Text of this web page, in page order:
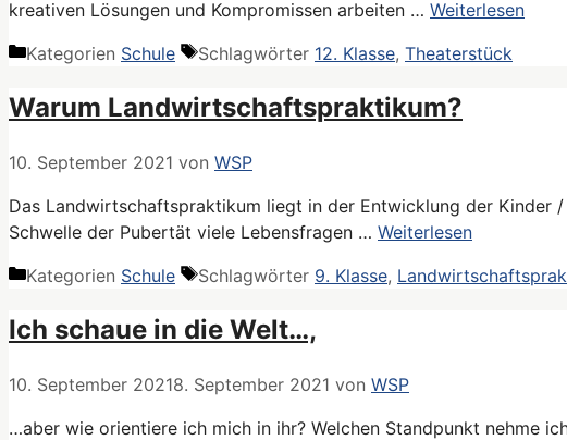
kreativen Lösungen und Kompromissen arbeiten … Weiterlesen
Kategorien Schule Schlagwörter 12. Klasse, Theaterstück
Warum Landwirtschaftspraktikum?
10. September 2021 von WSP
Das Landwirtschaftspraktikum liegt in der Entwicklung der Kinder
Schwelle der Pubertät viele Lebensfragen … Weiterlesen
Kategorien Schule Schlagwörter 9. Klasse,
Ich schaue in die Welt…,
10. September 20218. September 2021 von WSP
…aber wie orientiere ich mich in ihr? Welchen Standpunkt nehme